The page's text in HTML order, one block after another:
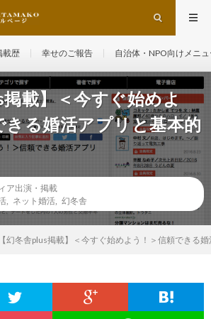
載歴 幸せのご報告 自治体・NPO向けメニ
載】＜今すぐ始めよ
きる婚活アプリと基本的
ア出演・掲載
ネット婚活 幻冬舎
【幻冬舎plus掲載】＜今すぐ始めよう！＞信頼できる